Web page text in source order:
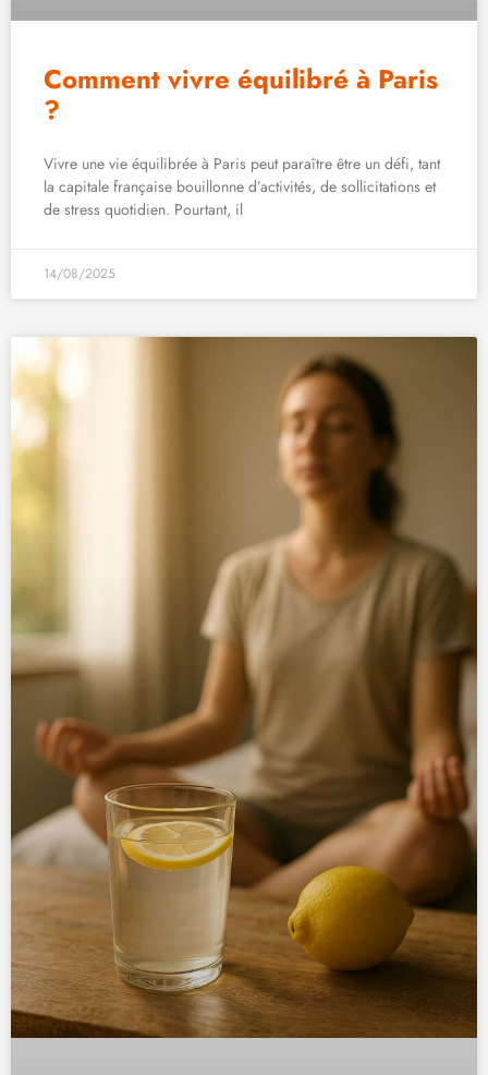
Comment vivre équilibré à Paris
?
Vivre une vie équilibrée à Paris peut paraître être un défi, tant
la capitale française bouillonne d’activités, de sollicitations et
de stress quotidien. Pourtant, il
14/08/2025